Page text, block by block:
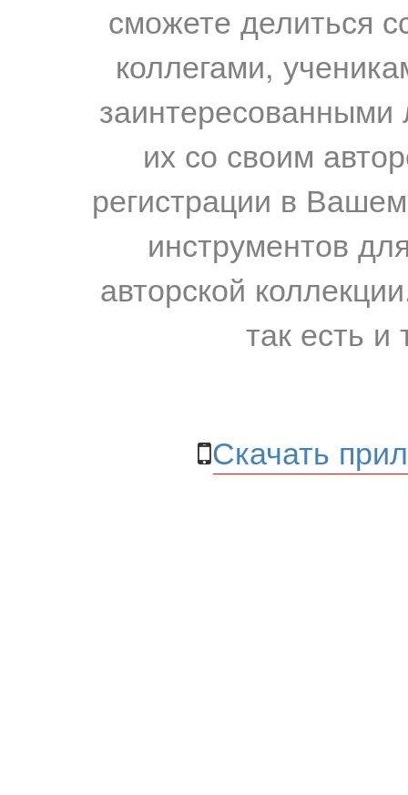
сможете делиться
коллегами,
их со своим
регистрации в
инструментов
авторской
так есть и
Скачать